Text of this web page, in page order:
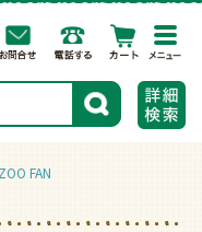
検索
FAN